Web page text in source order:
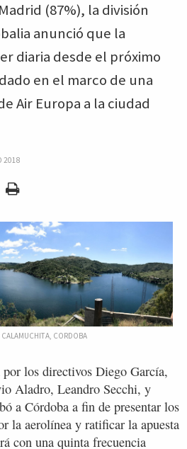
(87%), la división
anunció que la
diaria desde el próximo
en el marco de una
Air Europa a la ciudad
2018
CALAMUCHITA, CORDOBA
los directivos Diego García,
Aladro, Leandro Secchi, y
a Córdoba a fin de presentar los
la aerolínea y ratificar la apuesta
con una quinta frecuencia